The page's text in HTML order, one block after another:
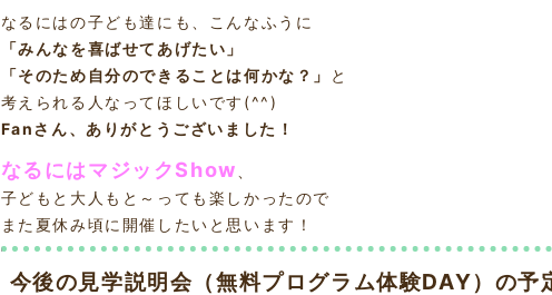
なるにはの子ども達にも、こんなふうに
「みんなを喜ばせてあげたい」
「そのため自分のできることは何かな？」
と
考えられる人なってほしいです(^^)
Fanさん、ありがとうございました！
なるにはマジックShow
子どもと大人もと～っても楽しかったので
また夏休み頃に開催したいと思います！
今後の見学説明会（無料プログラム体験DAY）の予